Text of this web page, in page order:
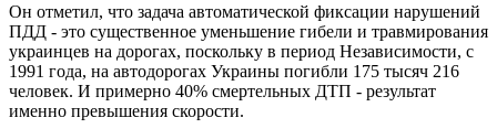
Он отметил, что задача автоматической фиксации нарушений
ПДД - это существенное уменьшение гибели и травмирования
украинцев на дорогах, поскольку в период Независимости, с
1991 года, на автодорогах Украины погибли 175 тысяч 216
человек. И примерно 40% смертельных ДТП - результат
именно превышения скорости.